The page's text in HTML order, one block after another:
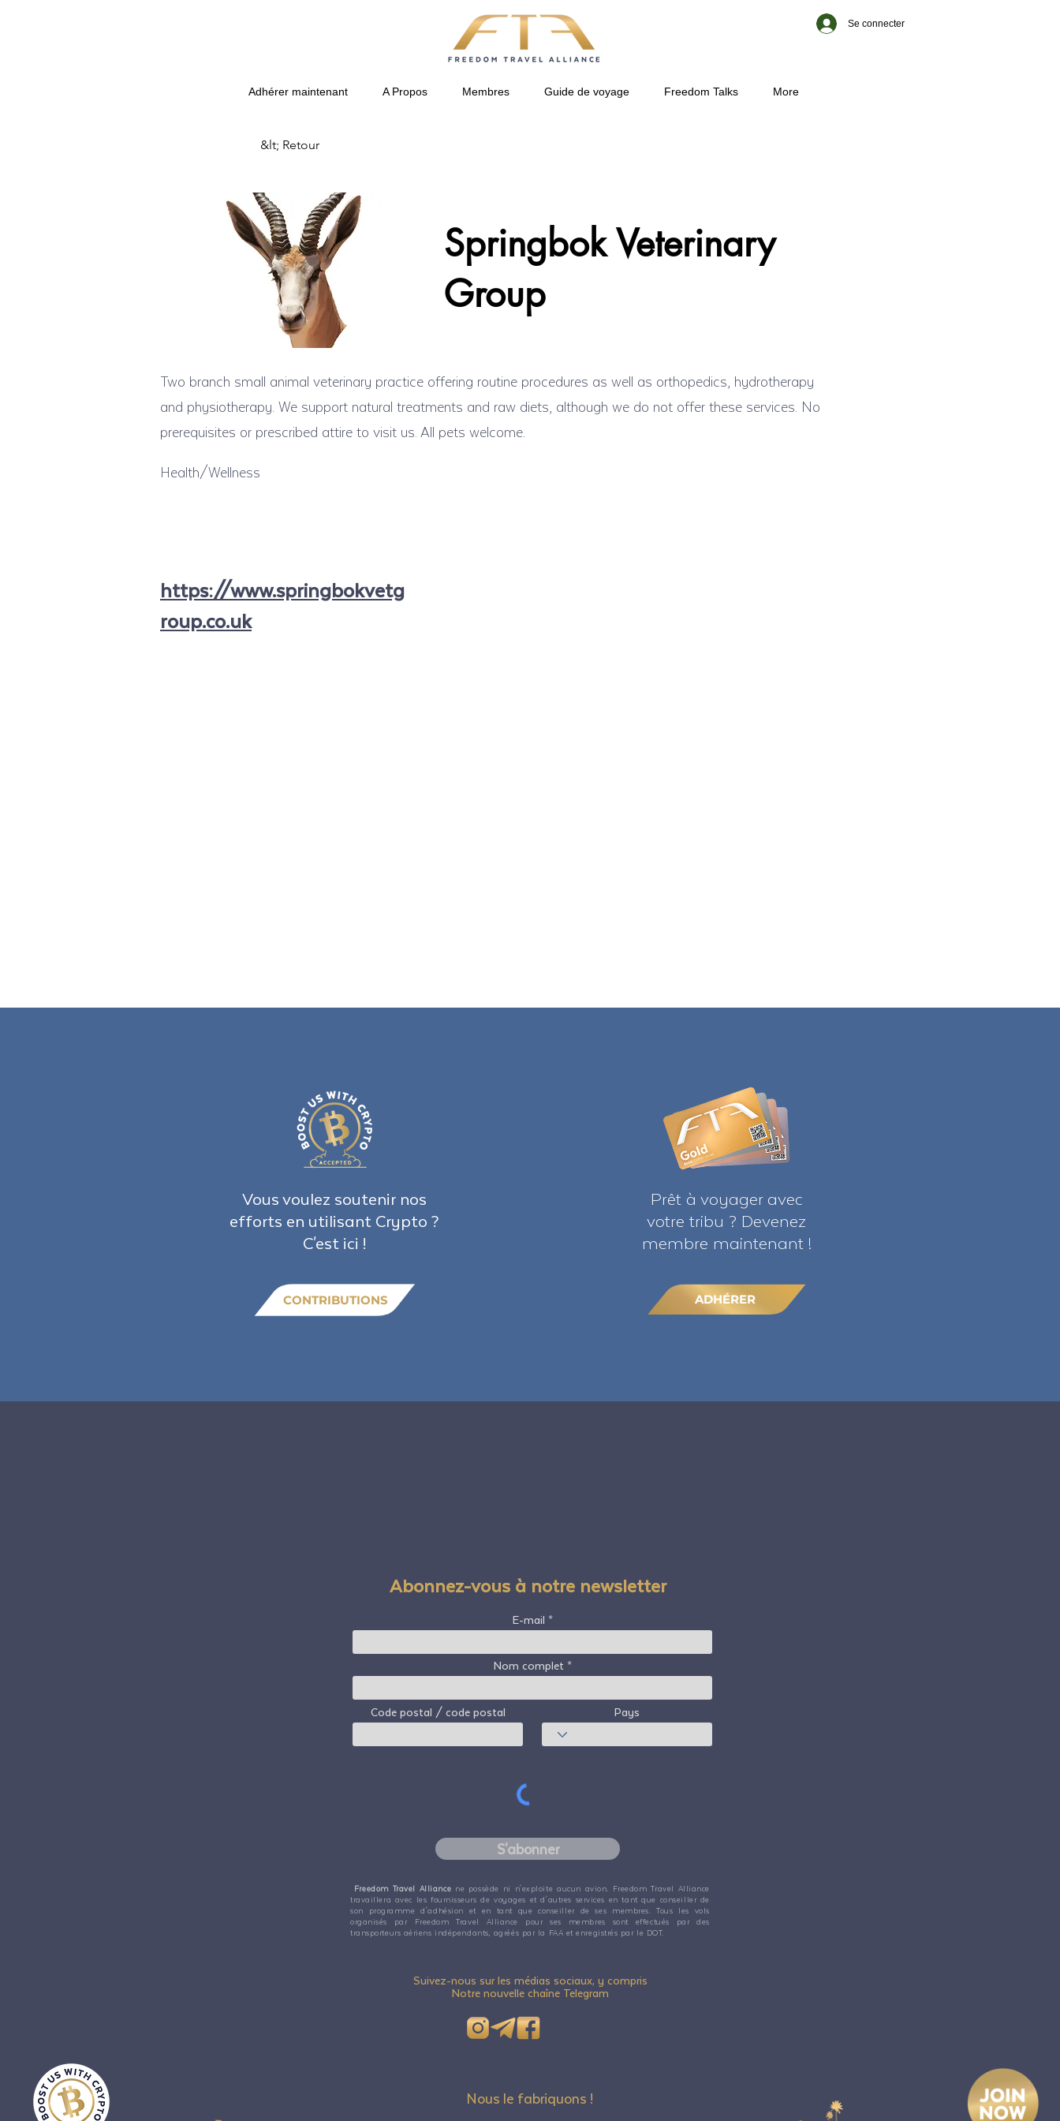
Se connecter
Adhérer maintenant A Propos Membres Guide de voyage Freedom Talks More
&lt; Retour
Springbok Veterinary
Group
Two branch small animal veterinary practice offering routine procedures as well as orthopedics, hydrotherapy
and physiotherapy. We support natural treatments and raw diets, although we do not offer these services. No
prerequisites or prescribed attire to visit us. All pets welcome.
Health/Wellness
https://www.springbokvetg
roup.co.uk
Vous voulez soutenir nos
efforts en utilisant Crypto ?
C'est ici !
CONTRIBUTIONS
Prêt à voyager avec
votre tribu ? Devenez
membre maintenant !
ADHÉRER
Abonnez-vous à notre newsletter
E-mail
Nom complet
Code postal / code postal Pays
S'abonner
Freedom Travel Alliance ne possède ni n'exploite aucun avion. Freedom Travel Alliance
travaillera avec les fournisseurs de voyages et d'autres services en tant que conseiller de
son programme d'adhésion et en tant que conseiller de ses membres. Tous les vols
organisés par Freedom Travel Alliance pour ses membres sont effectués par des
transporteurs aériens indépendants, agréés par la FAA et enregistrés par le DOT.
Suivez-nous sur les médias sociaux, y compris
Notre nouvelle chaîne Telegram
Nous le fabriquons !